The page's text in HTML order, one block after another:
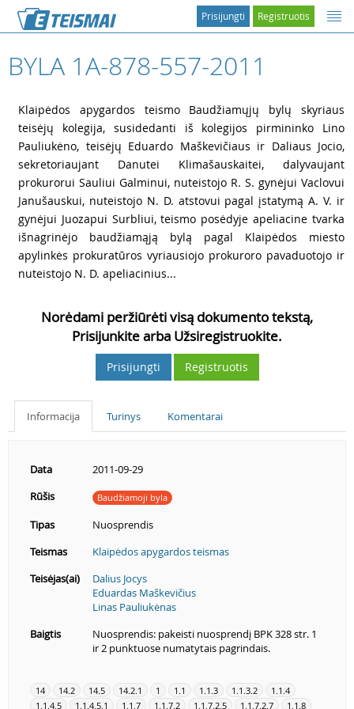
Registruotis
Prisijungti
BYLA 1A-878-557-2011
Klaipėdos apygardos teismo Baudžiamųjų bylų skyriaus
teisėjų kolegija, susidedanti iš kolegijos pirmininko Lino
Pauliukėno, teisėjų Eduardo Maškevičiaus ir Daliaus Jocio,
sekretoriaujant Danutei Klimašauskaitei, dalyvaujant
prokurorui Sauliui Galminui, nuteistojo R. S. gynėjui Vaclovui
Janušauskui, nuteistojo N. D. atstovui pagal įstatymą A. V. ir
gynėjui Juozapui Surbliui, teismo posėdyje apeliacine tvarka
išnagrinėjo baudžiamąją bylą pagal Klaipėdos miesto
apylinkės prokuratūros vyriausiojo prokuroro pavaduotojo ir
nuteistojo N. D. apeliacinius...
Norėdami peržiūrėti visą dokumento tekstą,
Prisijunkite arba Užsiregistruokite.
Prisijungti Registruotis
Informacija Turinys Komentarai
Data
2011-09-29
Rūšis
Baudžiamoji byla
Tipas
Nuosprendis
Teismas
Klaipėdos apygardos teismas
Teisėjas(ai)
Dalius Jocys
Eduardas Maškevičius
Linas Pauliukėnas
Baigtis
Nuosprendis: pakeisti nuosprendį BPK 328 str. 1
ir 2 punktuose numatytais pagrindais.
14 14.2 14.5 14.2.1 1 1.1 1.1.3 1.1.3.2
1.1.4
1.1.4.5
1.1.4.5.1 1.1.7 1.1.7.2 1.1.7.2.5 1.1.7.2.7 1.1.8